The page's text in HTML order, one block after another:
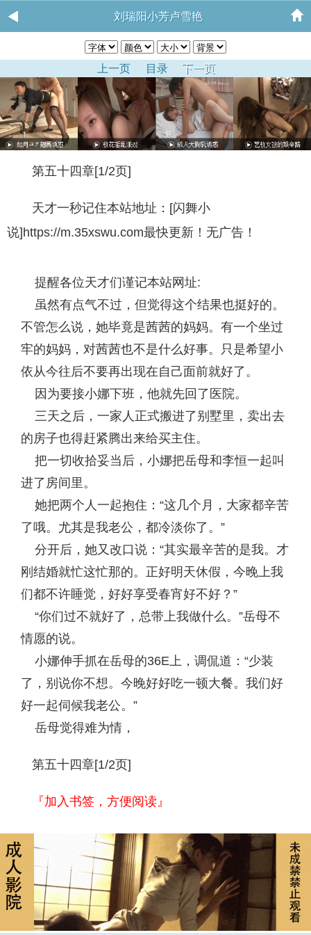
刘瑞阳小芳卢雪艳
上一页 目录 下一页
第五十四章[1/2页]
天才一秒记住本站地址：[闪舞小
说]https://m.35xswu.com最快更新！无广告！
提醒各位天才们谨记本站网址:
虽然有点气不过，但觉得这个结果也挺好的。
不管怎么说，她毕竟是茜茜的妈妈。有一个坐过
牢的妈妈，对茜茜也不是什么好事。只是希望小
依从今往后不要再出现在自己面前就好了。
因为要接小娜下班，他就先回了医院。
三天之后，一家人正式搬进了别墅里，卖出去
的房子也得赶紧腾出来给买主住。
把一切收拾妥当后，小娜把岳母和李恒一起叫
进了房间里。
她把两个人一起抱住：“这几个月，大家都辛苦
了哦。尤其是我老公，都冷淡你了。”
分开后，她又改口说：“其实最辛苦的是我。才
刚结婚就忙这忙那的。正好明天休假，今晚上我
们都不许睡觉，好好享受春宵好不好？”
“你们过不就好了，总带上我做什么。”岳母不
情愿的说。
小娜伸手抓在岳母的36E上，调侃道：“少装
了，别说你不想。今晚好好吃一顿大餐。我们好
好一起伺候我老公。”
岳母觉得难为情，
第五十四章[1/2页]
『加入书签，方便阅读』